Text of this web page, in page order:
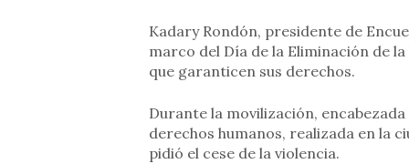
Kadary Rondón, presidente de
marco del Día de la Eliminación de
que garanticen sus derechos.
Durante la movilización,
derechos humanos, realizada en la
pidió el cese de la violencia.